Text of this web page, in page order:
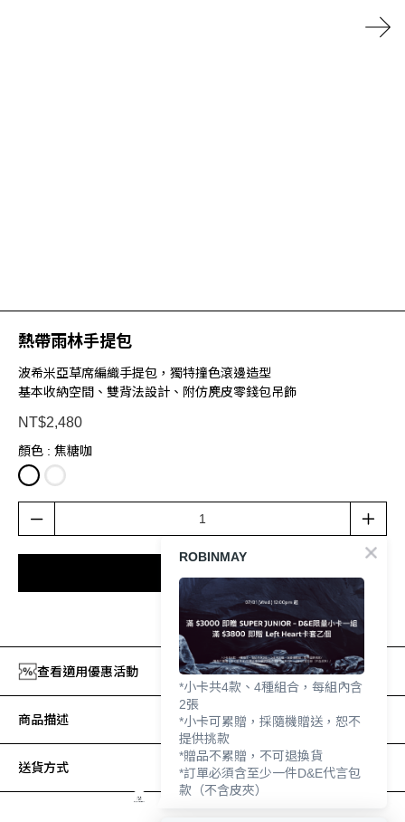
熱帶雨林手提包
波希米亞草席編織手提包，獨特撞色滾邊造型
基本收納空間、雙背法設計、附仿麂皮零錢包吊飾
NT$2,480
顏色 : 焦糖咖
加入追蹤清單
查看適用優惠活動
商品描述
送貨方式
ROBINMAY
*小卡共4款、4種組合，每組內含
2張
*小卡可累贈，採隨機贈送，恕不
提供挑款
*贈品不累贈，不可退換貨
*訂單必須含至少一件D&E代言包
款（不含皮夾）